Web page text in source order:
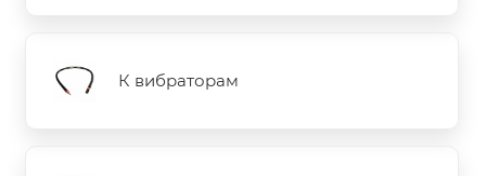
К вибраторам